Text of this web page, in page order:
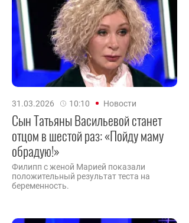
31.03.2026 10:10 Новости
Сын Татьяны Васильевой станет
отцом в шестой раз: «Пойду маму
обрадую!»
Филипп с женой Марией показали
положительный результат теста на
беременность.